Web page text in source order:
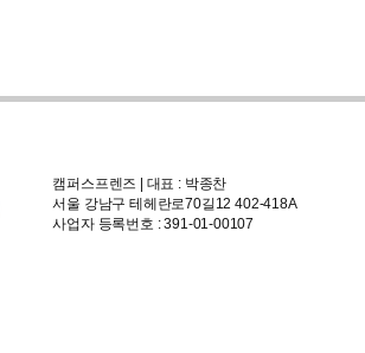
캠퍼스프렌즈 | 대표 : 박종찬
서울 강남구 테헤란로70길12 402-418A
사업자 등록번호 : 391-01-00107